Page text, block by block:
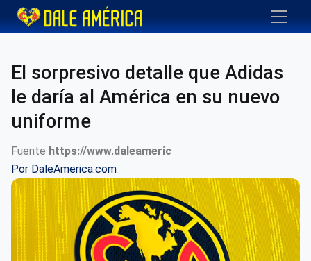
El sorpresivo detalle que Adidas
le daría al América en su nuevo
uniforme
Fuente https://www.daleameric
Por DaleAmerica.com